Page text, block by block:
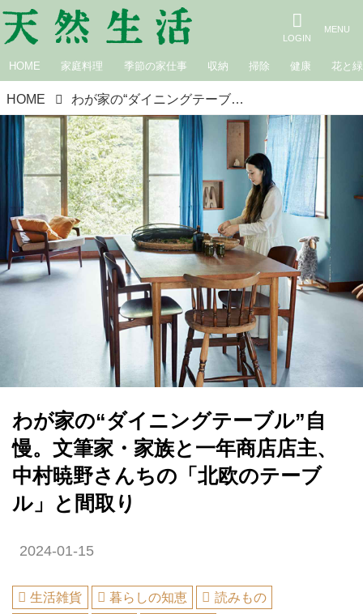
HOME 家庭料理 季節の家仕事 収納 掃除 健康 花と緑
HOME わが家の“ダイニングテーブル”自慢。文筆家・家族と一年商店店主、中村暁野さんちの「北欧のテーブル」と間取り
わが家の“ダイニングテーブル”自
慢。文筆家・家族と一年商店店主、
中村暁野さんちの「北欧のテーブ
ル」と間取り
2024-01-15
生活雑貨 暮らしの知恵
読みもの